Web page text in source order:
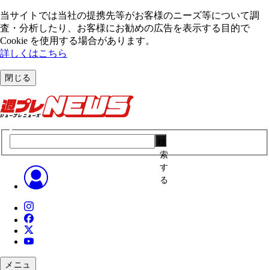
当サイトでは当社の提携先等がお客様のニーズ等について調
査・分析したり、お客様にお勧めの広告を表⽰する⽬的で
Cookie を使⽤する場合があります。
詳しくはこちら
閉じる
索
す
る
メニュ